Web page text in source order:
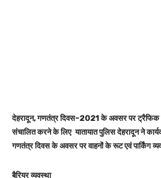
देहरादून, गणतंत्र दिवस-2021 के अवसर पर ट्रैफिक
संचालित करने के लिए यातायात पुलिस देहरादून ने
गणतंत्र दिवस के अवसर पर वाहनों के रूट एवं पार्किंग
बैरियर व्यवस्था